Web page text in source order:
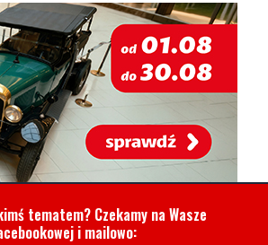
tematem? Czekamy na Wasze
i mailowo: